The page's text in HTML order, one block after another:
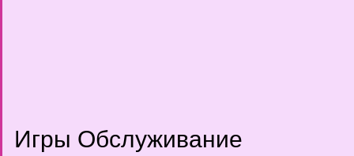
Игры Обслуживание